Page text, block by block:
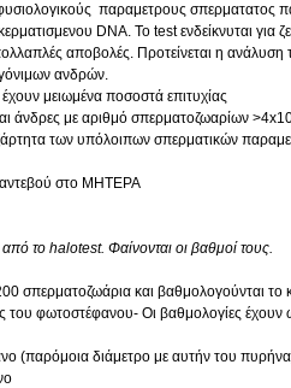
παραμετρους σπερματατος
DNA. Το test ενδείκνυται για
αποβολές. Προτείνεται η ανάλυση
ανδρών.
μειωμένα ποσοστά επιτυχίας
άνδρες με αριθμό σπερματοζωαρίων
των υπόλοιπων σπερματικών
στο ΜΗΤΕΡΑ
το halotest. Φαίνονται οι βαθμοί τους.
σπερματοζωάρια και βαθμολογούνται
του φωτοστέφανου- Οι βαθμολογίες έχουν
(παρόμοια διάμετρο με αυτήν του